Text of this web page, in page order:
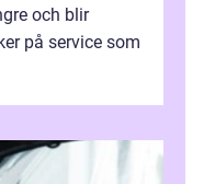
och blir
på service som